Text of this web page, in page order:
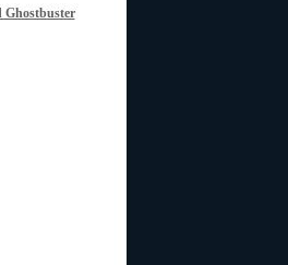
Ghostbuster